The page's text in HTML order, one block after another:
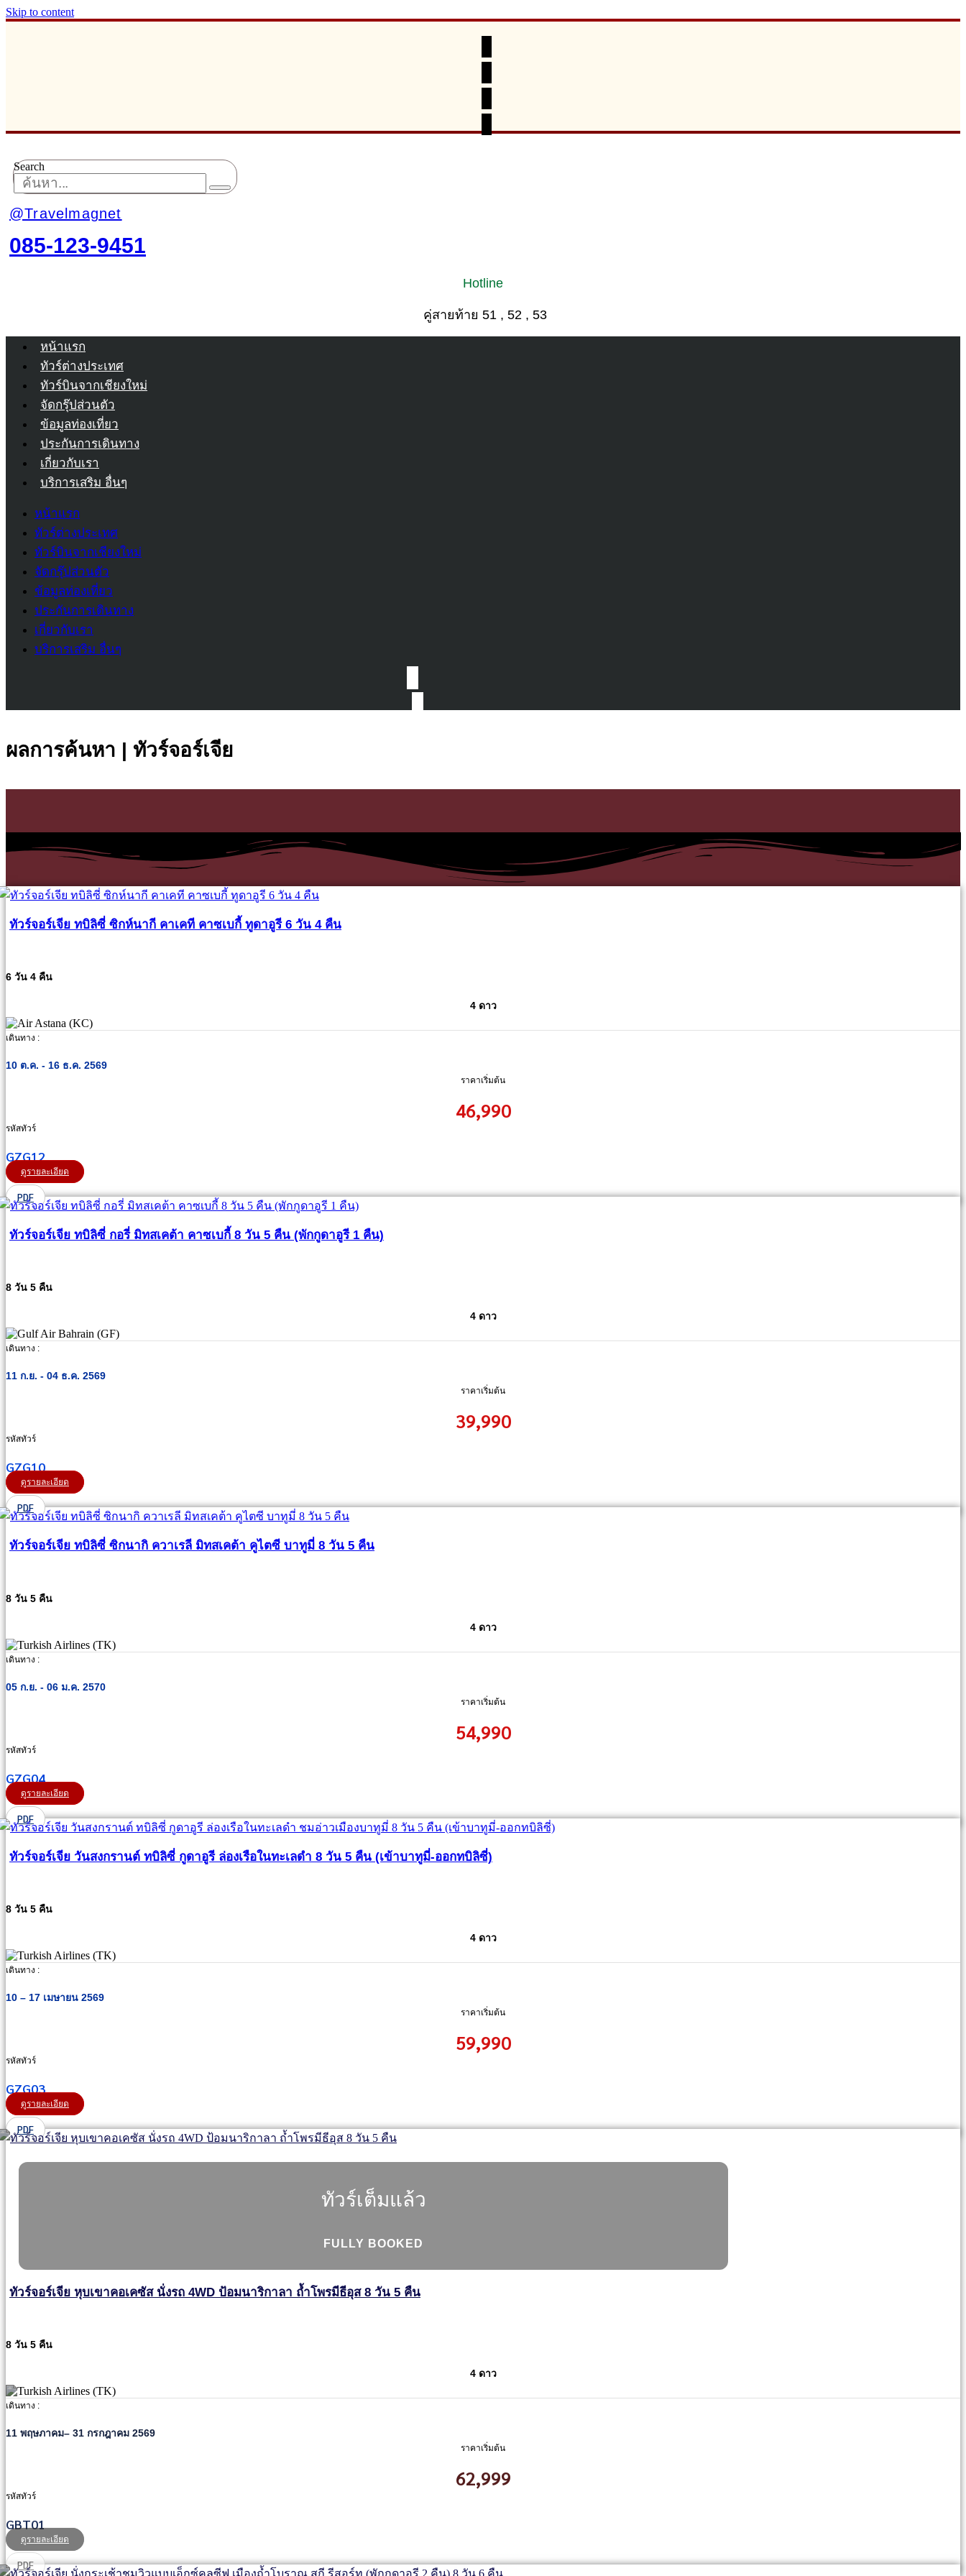
Skip to content
Search
@Travelmagnet
085-123-9451
Hotline
คู่สายท้าย 51 , 52 , 53
หน้าแรก
ทัวร์ต่างประเทศ
ทัวร์บินจากเชียงใหม่
จัดกรุ๊ปส่วนตัว
ข้อมูลท่องเที่ยว
ประกันการเดินทาง
เกี่ยวกับเรา
บริการเสริม อื่นๆ
หน้าแรก
ทัวร์ต่างประเทศ
ทัวร์บินจากเชียงใหม่
จัดกรุ๊ปส่วนตัว
ข้อมูลท่องเที่ยว
ประกันการเดินทาง
เกี่ยวกับเรา
บริการเสริม อื่นๆ
ผลการค้นหา | ทัวร์จอร์เจีย
ทัวร์จอร์เจีย ทบิลิซี่ ซิกห์นากี คาเคที คาซเบกี้ ทูดาอูรี 6 วัน 4 คืน
6 วัน 4 คืน
4 ดาว
เดินทาง :
10 ต.ค. - 16 ธ.ค. 2569
ราคาเริ่มต้น
46,990
รหัสทัวร์
GZG12
ดูรายละเอียด
PDF
ทัวร์จอร์เจีย ทบิลิซี่ กอรี่ มิทสเคต้า คาซเบกี้ 8 วัน 5 คืน (พักกูดาอูรี 1 คืน)
8 วัน 5 คืน
4 ดาว
เดินทาง :
11 ก.ย. - 04 ธ.ค. 2569
ราคาเริ่มต้น
39,990
รหัสทัวร์
GZG10
ดูรายละเอียด
PDF
ทัวร์จอร์เจีย ทบิลิซี่ ซิกนากิ ควาเรลี มิทสเคต้า คูไตซี บาทูมี่ 8 วัน 5 คืน
8 วัน 5 คืน
4 ดาว
เดินทาง :
05 ก.ย. - 06 ม.ค. 2570
ราคาเริ่มต้น
54,990
รหัสทัวร์
GZG04
ดูรายละเอียด
PDF
ทัวร์จอร์เจีย วันสงกรานต์ ทบิลิซี่ กูดาอูรี ล่องเรือในทะเลดำ 8 วัน 5 คืน (เข้าบาทูมี่-ออกทบิลิซี่)
8 วัน 5 คืน
4 ดาว
เดินทาง :
10 – 17 เมษายน 2569
ราคาเริ่มต้น
59,990
รหัสทัวร์
GZG03
ดูรายละเอียด
PDF
ทัวร์เต็มแล้ว
FULLY BOOKED
ทัวร์จอร์เจีย หุบเขาคอเคซัส นั่งรถ 4WD ป้อมนาริกาลา ถ้ำโพรมีธีอุส 8 วัน 5 คืน
8 วัน 5 คืน
4 ดาว
เดินทาง :
11 พฤษภาคม– 31 กรกฎาคม 2569
ราคาเริ่มต้น
62,999
รหัสทัวร์
GBT01
ดูรายละเอียด
PDF